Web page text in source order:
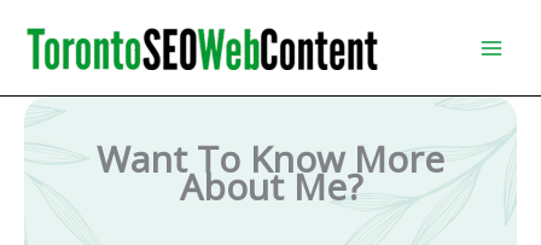
content
Want To Know More
About Me?